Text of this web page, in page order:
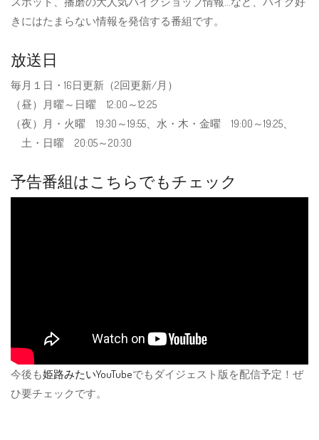
きにはたまらない情報を発信する番組です。
放送日
毎月１日・16日更新（2回更新/月）
（昼）月曜～日曜 12:00～12:25
（夜）月・火曜 19:30～19:55、水・木・金曜 19:00～19:25、
土・日曜 20:05～20:30
予告番組はこちらでもチェック
今後も姫路みたいYouTubeでもダイジェスト版を配信予定！ぜ
ひ要チェックです。